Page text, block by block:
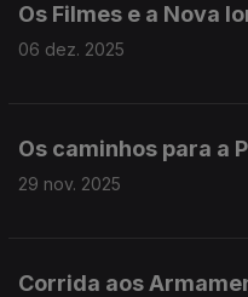
Os Filmes e a Nova
06 dez. 2025
Os caminhos para a
29 nov. 2025
Corrida aos